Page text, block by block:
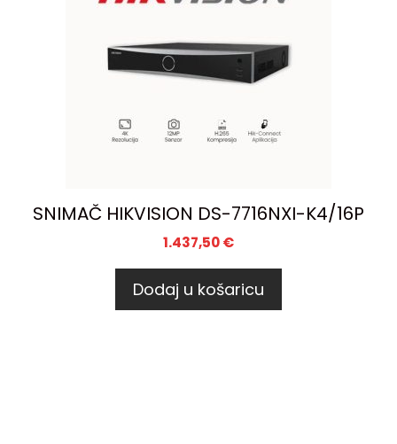
SNIMAČ HIKVISION DS-7716NXI-K4/16P
1.437,50€
Dodaj u košaricu